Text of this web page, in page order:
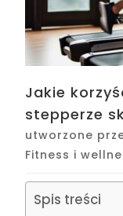
Jakie
stepperze
utworzone
Fitness i
Spis treści